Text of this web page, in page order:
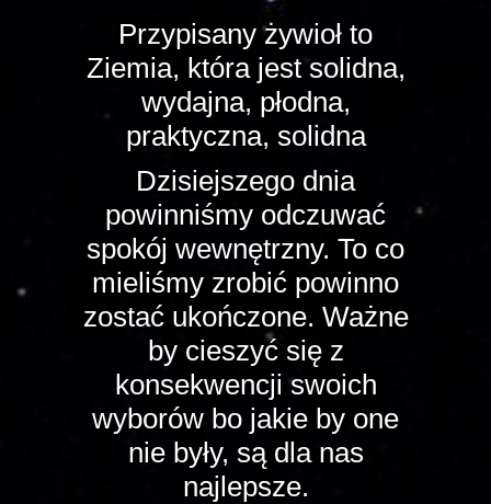
Przypisany żywioł to
Ziemia, która jest solidna,
wydajna, płodna,
praktyczna, solidna
Dzisiejszego dnia
powinniśmy odczuwać
spokój wewnętrzny. To co
mieliśmy zrobić powinno
zostać ukończone. Ważne
by cieszyć się z
konsekwencji swoich
wyborów bo jakie by one
nie były, są dla nas
najlepsze.